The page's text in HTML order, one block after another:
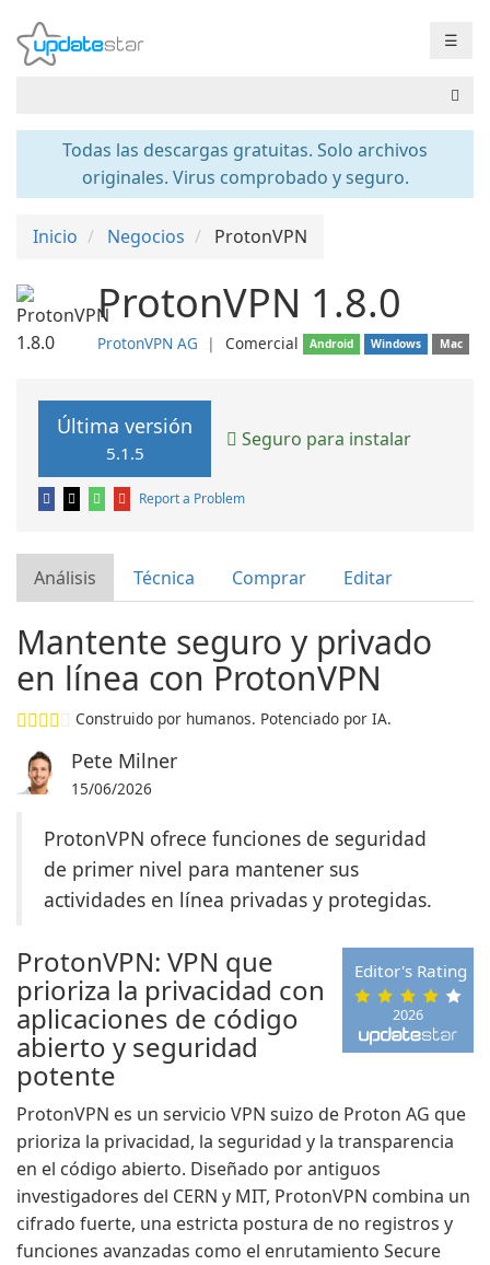
☰
Todas las descargas gratuitas. Solo archivos
originales. Virus comprobado y seguro.
Inicio Negocios ProtonVPN
ProtonVPN 1.8.0
ProtonVPN AG ❘ Comercial Android Windows Mac
Última versión
5.1.5
Seguro para instalar
Report a Problem
Análisis Técnica Comprar Editar
Mantente seguro y privado
en línea con ProtonVPN
Construido por humanos. Potenciado por IA.
Pete Milner
15/06/2026
ProtonVPN ofrece funciones de seguridad
de primer nivel para mantener sus
actividades en línea privadas y protegidas.
2026
Editor's Rating
ProtonVPN: VPN que
prioriza la privacidad con
aplicaciones de código
abierto y seguridad
potente
ProtonVPN es un servicio VPN suizo de Proton AG que
prioriza la privacidad, la seguridad y la transparencia
en el código abierto. Diseñado por antiguos
investigadores del CERN y MIT, ProtonVPN combina un
cifrado fuerte, una estricta postura de no registros y
funciones avanzadas como el enrutamiento Secure